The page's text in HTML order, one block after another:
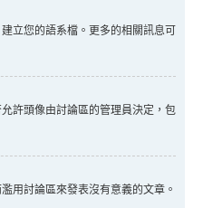
立您的語系檔。更多的相關訊息可
許頭像由討論區的管理員決定，包
用討論區來發表沒有意義的文章。